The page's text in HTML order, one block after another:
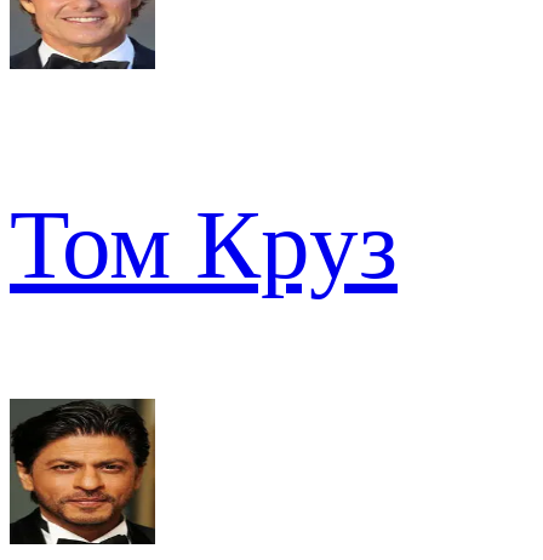
Том Круз